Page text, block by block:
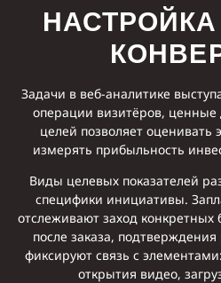
Задачи в веб-аналитике
операции визитёров, ценные
целей позволяет оценивать
измерять прибыльность
Виды целевых показателей
специфики инициативы.
отслеживают заход конкретных
после заказа,
фиксируют связь с
открытия видео,